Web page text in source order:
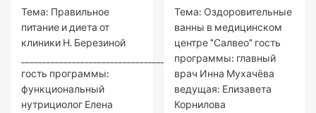
Тема: Правильное
питание и диета от
клиники Н. Березиной
___________________________________________________
гость программы:
функциональный
нутрициолог Елена
Тема: Оздоровительные
ванны в медицинском
центре "Салвео" гость
программы: главный
врач Инна Мухачёва
ведущая: Елизавета
Корнилова